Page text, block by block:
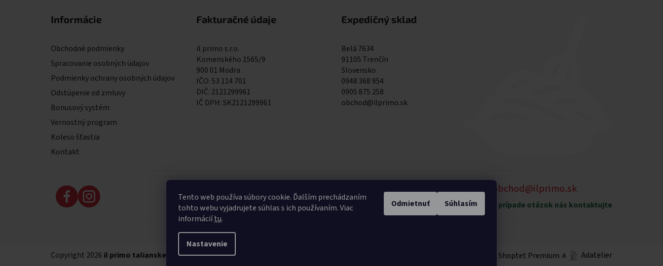
Tento web používa súbory cookie. Ďalším prechádzaním
tohto webu vyjadrujete súhlas s ich používaním. Viac
informáciítu.
Nastavenie
Odmietnuť Súhlasím
Informácie
Obchodné podmienky
Spracovanie osobných údajov
Podmienky ochrany osobných údajov
Odstúpenie od zmluvy
Bonusový systém
Vernostný program
Koleso šťastia
Kontakt
Fakturačné údaje
il primo s.r.o.
Komenského 1565/9
900 01 Modra
IČO: 53 114 701
DIČ: 2121299961
IČ DPH: SK2121299961
Expedičný sklad
Belá 7634
91105 Trenčín
Slovensko
0948 368 954
0905 875 258
obchod@ilprimo.sk
0948 368 954
Expedičný sklad
0905 875 258
Expedičný sklad
obchod@ilprimo.sk
V prípade otázok nás kontaktujte
Vytvoril Shoptet Premium a Adatelier
Copyright 2026 il primo talianske potraviny. Všetky práva vyhradené.